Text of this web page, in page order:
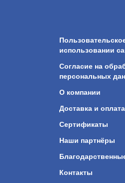
использовании
Согласие на
персональных
О компании
Доставка и оплата
Сертификаты
Наши партнёры
Контакты